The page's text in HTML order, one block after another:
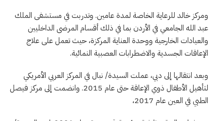
ومركز خالد للرعاية الخاصة لمدة عامين. وتدربت في مستشفى الملك
عبد الله الجامعي في الأردن بما في ذلك أقسام المرضى الداخليين
والعيادات الخارجية ووحدة العناية المركزة، حيث تعمل على علاج
الإعاقات الجسدية والاضطرابات العصبية النمائية.
وبعد انتقالها إلى دبي، عملت السيدة/ نبال في المركز العربي الأمريكي
لتأهيل الأطفال ذوي الإعاقة حتى عام 2015. وانضمت إلى مركز فيصل
الطبي في العين عام 2017،